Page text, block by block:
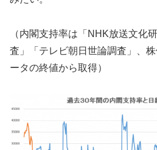
（内閣支持率は「NHK放送文化
査」「テレビ朝日世論調査」、
ータの終値から取得）